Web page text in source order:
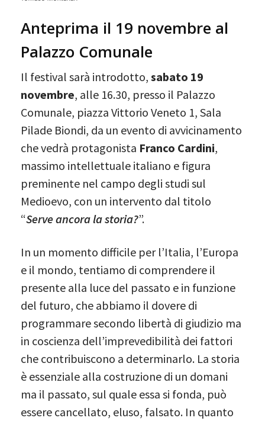
Anteprima il 19 novembre al
Palazzo Comunale
Il festival sarà introdotto, sabato 19
novembre, alle 16.30, presso il Palazzo
Comunale, piazza Vittorio Veneto 1, Sala
Pilade Biondi, da un evento di avvicinamento
che vedrà protagonista Franco Cardini,
massimo intellettuale italiano e figura
preminente nel campo degli studi sul
Medioevo, con un intervento dal titolo
“Serve ancora la storia?”.
In un momento difficile per l’Italia, l’Europa
e il mondo, tentiamo di comprendere il
presente alla luce del passato e in funzione
del futuro, che abbiamo il dovere di
programmare secondo libertà di giudizio ma
in coscienza dell’imprevedibilità dei fattori
che contribuiscono a determinarlo. La storia
è essenziale alla costruzione di un domani
ma il passato, sul quale essa si fonda, può
essere cancellato, eluso, falsato. In quanto